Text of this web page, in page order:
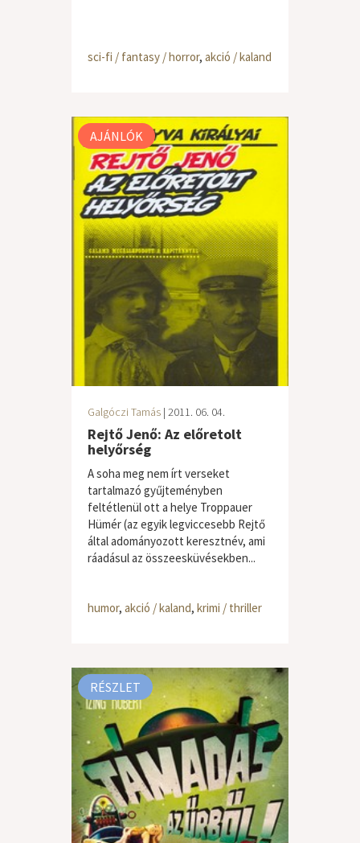
sci-fi / fantasy / horror, akció / kaland
AJÁNLÓK
Galgóczi Tamás | 2011. 06. 04.
Rejtő Jenő: Az előretolt
helyőrség
A soha meg nem írt verseket
tartalmazó gyűjteményben
feltétlenül ott a helye Troppauer
Hümér (az egyik legviccesebb Rejtő
által adományozott keresztnév, ami
ráadásul az összeesküvésekben...
humor, akció / kaland, krimi / thriller
RÉSZLET